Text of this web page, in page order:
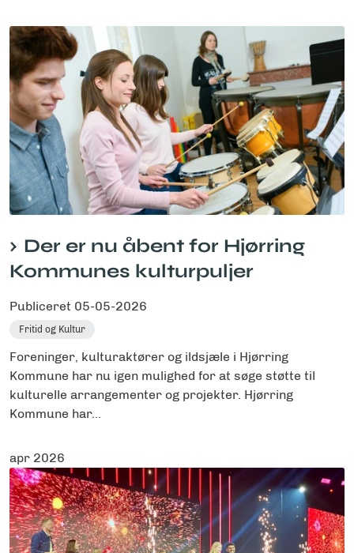
Der er nu åbent for Hjørring
Kommunes kulturpuljer
Publiceret 05-05-2026
Fritid og Kultur
Foreninger, kulturaktører og ildsjæle i Hjørring
Kommune har nu igen mulighed for at søge støtte til
kulturelle arrangementer og projekter. Hjørring
Kommune har...
apr 2026